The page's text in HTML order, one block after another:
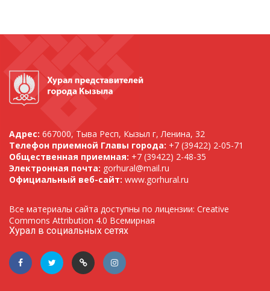
Адрес: 667000, Тыва Респ, Кызыл г, Ленина, 32
Телефон приемной Главы города: +7 (39422) 2-05-71
Общественная приемная: +7 (39422) 2-48-35
Электронная почта: gorhural@mail.ru
Официальный веб-сайт: www.gorhural.ru
Все материалы сайта доступны по лицензии: Creative
Commons Attribution 4.0 Всемирная
Хурал в социальных сетях